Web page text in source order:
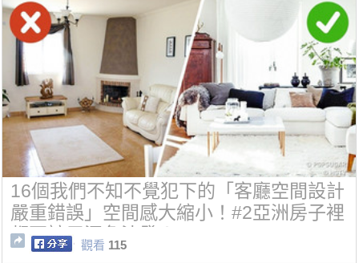
16個我們不知不覺犯下的「客廳空間設計
嚴重錯誤」空間感大縮小！#2亞洲房子裡
都不該用深色沙發！
觀看 115